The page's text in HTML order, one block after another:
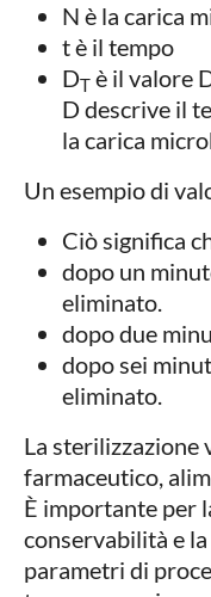
N è la carica
t è il tempo
DT è il valore
D descrive il
la carica
Un esempio di
Ciò significa
dopo un
eliminato.
dopo due
dopo sei
eliminato.
La sterilizzazione
farmaceutico,
È importante per
conservabilità e
parametri di